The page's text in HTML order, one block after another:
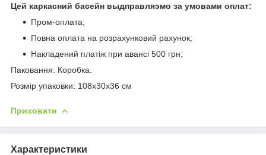
Цей каркасний басейн выдправляэмо за умовами оплат:
Пром-оплата;
Повна оплата на розрахунковий рахунок;
Накладений платіж при авансі 500 грн;
Паковання: Коробка.
Розмір упаковки: 108х30х36 см
Приховати
Характеристики